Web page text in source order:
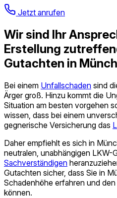
Jetzt anrufen
Wir sind Ihr
Erstellung
Gutachten in
Bei einem Unfallschaden sind
Ärger groß. Hinzu kommt die
Situation am besten vorgehen
wissen, dass bei einem
gegnerische Versicherung das
Daher empfiehlt es sich in
neutralen, unabhängigen LKW-
Sach­verständigen
Gutachten sicher, dass Sie in
Schadenhöhe erfahren und
können.